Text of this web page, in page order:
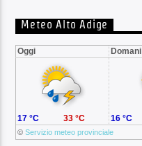
Meteo Alto Adige
Oggi Domani
©Servizio meteo provinciale
17 °C 33 °C 16 °C